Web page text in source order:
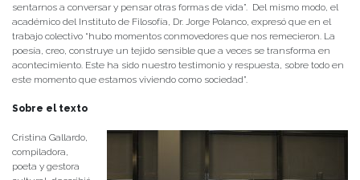
sentarnos a conversar y pensar otras formas de vida”. Del mismo modo, el
académico del Instituto de Filosofía, Dr. Jorge Polanco, expresó que en el
trabajo colectivo “hubo momentos conmovedores que nos remecieron. La
poesía, creo, construye un tejido sensible que a veces se transforma en
acontecimiento. Este ha sido nuestro testimonio y respuesta, sobre todo en
este momento que estamos viviendo como sociedad”.
Sobre el texto
Cristina Gallardo,
compiladora,
poeta y gestora